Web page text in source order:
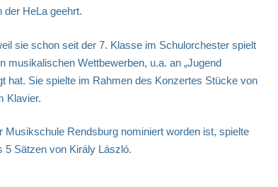
der HeLa geehrt.
sie schon seit der 7. Klasse im Schulorchester spielt
musikalischen Wettbewerben, u.a. an „Jugend
hat. Sie spielte im Rahmen des Konzertes Stücke von
Klavier.
Rendsburg nominiert worden ist, spielte
5 Sätzen von Király László.